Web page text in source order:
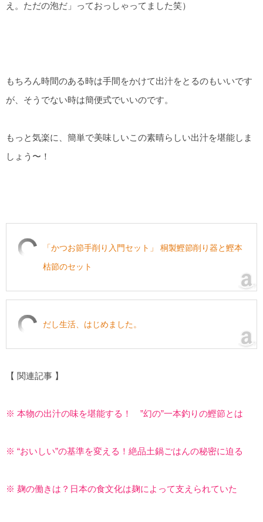
え。ただの泡だ」っておっしゃってました笑）
もちろん時間のある時は手間をかけて出汁をとるのもいいです
が、そうでない時は簡便式でいいのです。
もっと気楽に、簡単で美味しいこの素晴らしい出汁を堪能しま
しょう〜！
「かつお節手削り入門セット」 桐製鰹節削り器と鰹本
枯節のセット
だし生活、はじめました。
【 関連記事 】
※ 本物の出汁の味を堪能する！ ”幻の”一本釣りの鰹節とは
※ “おいしい”の基準を変える！絶品土鍋ごはんの秘密に迫る
※ 麹の働きは？日本の食文化は麹によって支えられていた